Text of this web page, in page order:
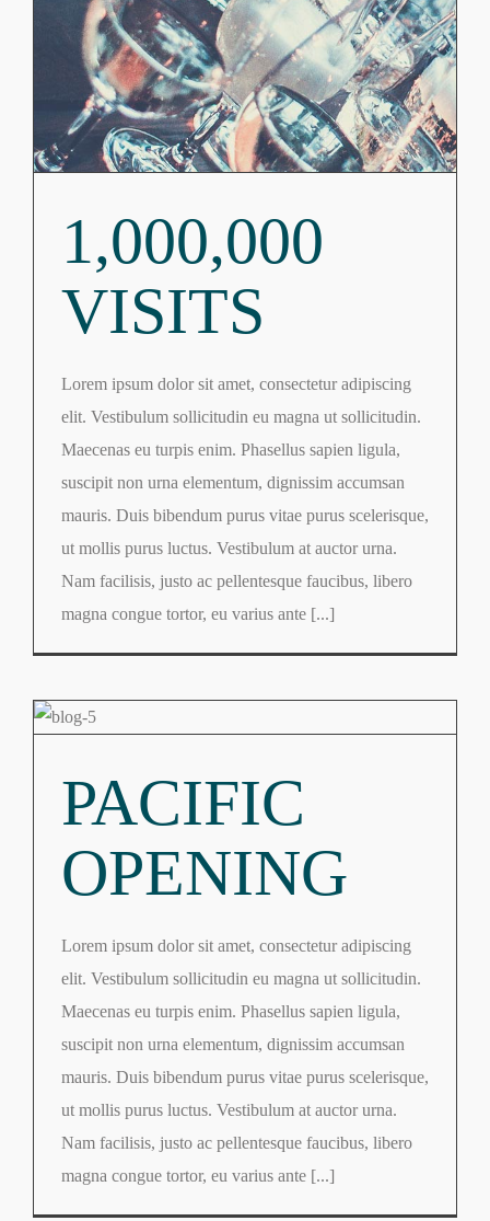
1,000,000
VISITS
Lorem ipsum dolor sit amet, consectetur adipiscing
elit. Vestibulum sollicitudin eu magna ut sollicitudin.
Maecenas eu turpis enim. Phasellus sapien ligula,
suscipit non urna elementum, dignissim accumsan
mauris. Duis bibendum purus vitae purus scelerisque,
ut mollis purus luctus. Vestibulum at auctor urna.
Nam facilisis, justo ac pellentesque faucibus, libero
magna congue tortor, eu varius ante [...]
PACIFIC
OPENING
Lorem ipsum dolor sit amet, consectetur adipiscing
elit. Vestibulum sollicitudin eu magna ut sollicitudin.
Maecenas eu turpis enim. Phasellus sapien ligula,
suscipit non urna elementum, dignissim accumsan
mauris. Duis bibendum purus vitae purus scelerisque,
ut mollis purus luctus. Vestibulum at auctor urna.
Nam facilisis, justo ac pellentesque faucibus, libero
magna congue tortor, eu varius ante [...]